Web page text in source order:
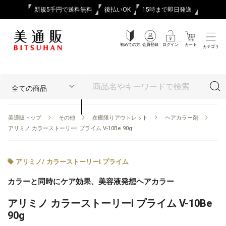
新規5千円で送料無料 後払いOK 15時まで即日発送
初めての方 会員登録 ログイン カート カテゴリ
美通販トップ その他 在庫限りアウトレット
ヘアカラー剤
アリミノ カラーストーリーi プライム V-10Be 90g
アリミノ/ カラーストーリーI プライム
カラーと同時にケア効果、美容液発想ヘアカラー
アリミノ カラーストーリーi プライム V-10Be
90g